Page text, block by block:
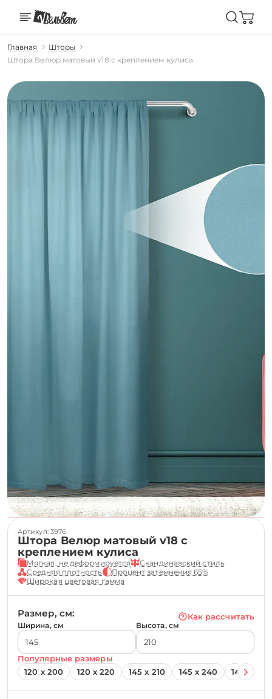
Главная
Шторы
Штора Велюр матовый v18 с креплением кулиса
Артикул: 3976
Штора Велюр матовый v18 с
креплением кулиса
Мягкая, не деформируется
Скандинавский стиль
Средняя плотность
Процент затемнения 65%
Широкая цветовая гамма
Размер, см: Как рассчитать
Ширина, см Высота, см
Популярные размеры
120 х 200
120 х 220 145 х 210 145 х 240 145 х 260